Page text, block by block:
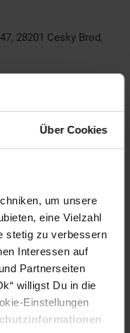
Über Cookies
um unsere
eine Vielzahl
stetig zu verbessern
Interessen auf
Partnerseiten
willigst Du in die
Einstellungen
28201 Cesky Brod,
unterliegt den